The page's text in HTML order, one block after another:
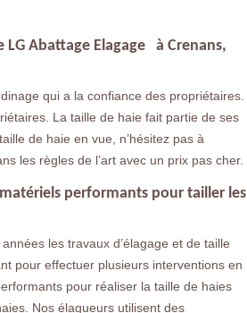
LG Abattage Elagage à Crenans,
qui a la confiance des propriétaires.
La taille de haie fait partie de ses
de haie en vue, n’hésitez pas à
les règles de l’art avec un prix pas cher.
performants pour tailler les
les travaux d’élagage et de taille
pour effectuer plusieurs interventions en
pour réaliser la taille de haies
Nos élagueurs utilisent des